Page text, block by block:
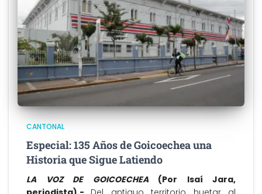
CANTONAL
Especial: 135 Años de Goicoechea una
Historia que Sigue Latiendo
LA VOZ DE GOICOECHEA(Por Isaí Jara,